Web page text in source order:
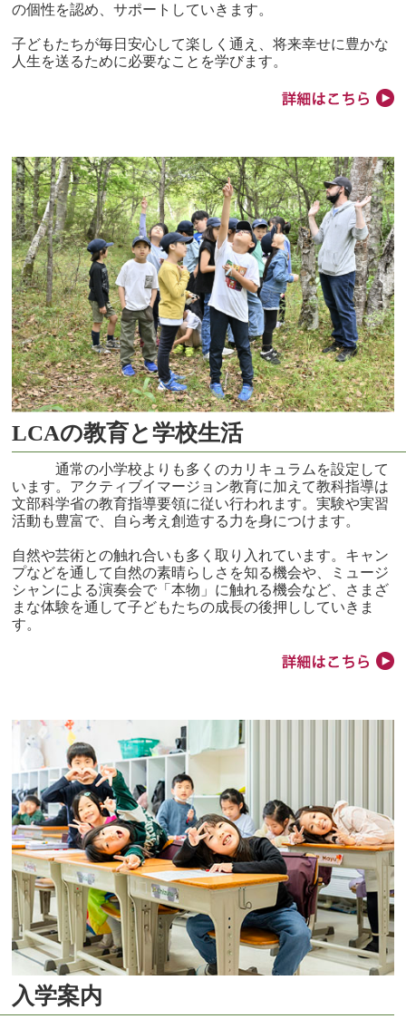
の個性を認め、サポートしていきます。
子どもたちが毎日安心して楽しく通え、将来幸せに豊かな
人生を送るために必要なことを学びます。
LCAの教育と学校生活
通常の小学校よりも多くのカリキュラムを設定して
います。アクティブイマージョン教育に加えて教科指導は
文部科学省の教育指導要領に従い行われます。実験や実習
活動も豊富で、自ら考え創造する力を身につけます。
自然や芸術との触れ合いも多く取り入れています。キャン
プなどを通して自然の素晴らしさを知る機会や、ミュージ
シャンによる演奏会で「本物」に触れる機会など、さまざ
まな体験を通して子どもたちの成長の後押ししていきま
す。
入学案内